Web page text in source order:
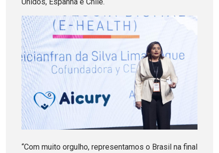
“Com muito orgulho, representamos o Brasil na final